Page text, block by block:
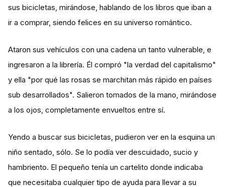
sus bicicletas, mirándose, hablando de los libros que iban a
ir a comprar, siendo felices en su universo romántico.
Ataron sus vehículos con una cadena un tanto vulnerable, e
ingresaron a la librería. Él compró "la verdad del capitalismo"
y ella "por qué las rosas se marchitan más rápido en países
sub desarrollados". Salieron tomados de la mano, mirándose
a los ojos, completamente envueltos entre sí.
Yendo a buscar sus bicicletas, pudieron ver en la esquina un
niño sentado, sólo. Se lo podía ver descuidado, sucio y
hambriento. El pequeño tenía un cartelito donde indicaba
que necesitaba cualquier tipo de ayuda para llevar a su